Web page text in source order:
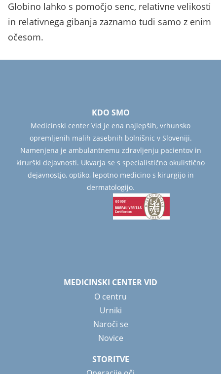
Globino lahko s pomočjo senc, relativne velikosti
in relativnega gibanja zaznamo tudi samo z enim
očesom.
KDO SMO
Medicinski center Vid je ena najlepših, vrhunsko
opremljenih malih zasebnih bolnišnic v Sloveniji.
Namenjena je ambulantnemu zdravljenju pacientov in
kirurški dejavnosti. Ukvarja se s specialistično okulistično
dejavnostjo, optiko, lepotno medicino s kirurgijo in
dermatologijo.
MEDICINSKI CENTER VID
O centru
Urniki
Naroči se
Novice
STORITVE